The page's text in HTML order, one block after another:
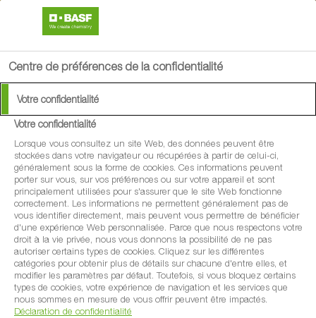
Centre de préférences de la confidentialité
Votre confidentialité
Votre confidentialité
Lorsque vous consultez un site Web, des données peuvent être
stockées dans votre navigateur ou récupérées à partir de celui-ci,
généralement sous la forme de cookies. Ces informations peuvent
porter sur vous, sur vos préférences ou sur votre appareil et sont
principalement utilisées pour s'assurer que le site Web fonctionne
correctement. Les informations ne permettent généralement pas de
vous identifier directement, mais peuvent vous permettre de bénéficier
d'une expérience Web personnalisée. Parce que nous respectons votre
droit à la vie privée, nous vous donnons la possibilité de ne pas
autoriser certains types de cookies. Cliquez sur les différentes
catégories pour obtenir plus de détails sur chacune d'entre elles, et
modifier les paramètres par défaut. Toutefois, si vous bloquez certains
types de cookies, votre expérience de navigation et les services que
nous sommes en mesure de vous offrir peuvent être impactés.
Déclaration de confidentialité